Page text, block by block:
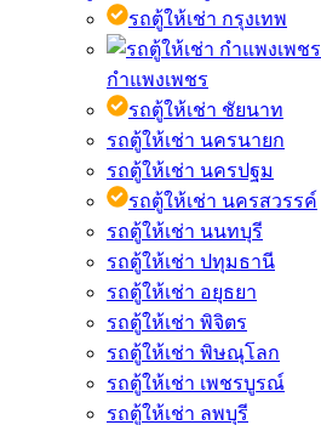
รถตู้ให้เช่า กรุงเทพ
กำแพงเพชร
รถตู้ให้เช่า ชัยนาท
รถตู้ให้เช่า นครนายก
รถตู้ให้เช่า นครปฐม
รถตู้ให้เช่า นครสวรรค์
รถตู้ให้เช่า นนทบุรี
รถตู้ให้เช่า ปทุมธานี
รถตู้ให้เช่า อยุธยา
รถตู้ให้เช่า พิจิตร
รถตู้ให้เช่า พิษณุโลก
รถตู้ให้เช่า เพชรบูรณ์
รถตู้ให้เช่า ลพบุรี